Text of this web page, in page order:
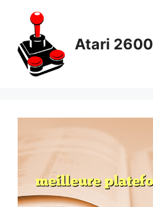
content
Atari 2600